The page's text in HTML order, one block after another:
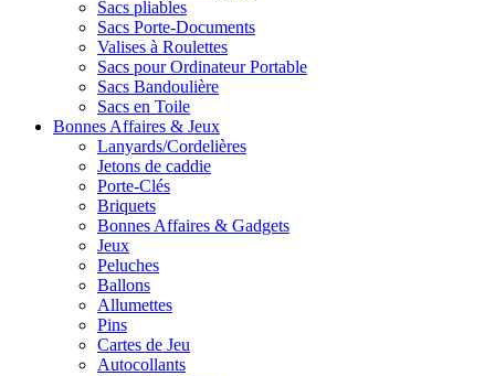
Sacs pliables
Sacs Porte-Documents
Valises à Roulettes
Sacs pour Ordinateur Portable
Sacs Bandoulière
Sacs en Toile
Bonnes Affaires & Jeux
Lanyards/Cordelières
Jetons de caddie
Porte-Clés
Briquets
Bonnes Affaires & Gadgets
Jeux
Peluches
Ballons
Allumettes
Pins
Cartes de Jeu
Autocollants